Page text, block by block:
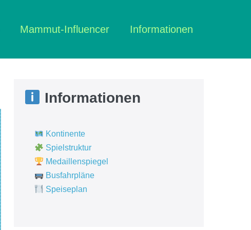
Mammut-Influencer Informationen
Informationen
Kontinente
Spielstruktur
Medaillenspiegel
Busfahrpläne
Speiseplan